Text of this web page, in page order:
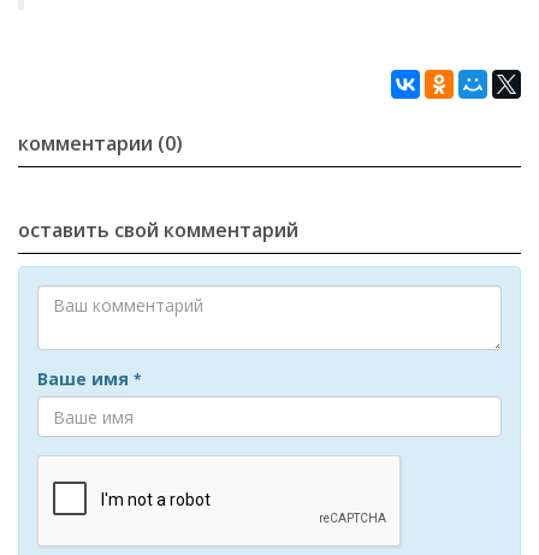
комментарии (0)
оставить свой комментарий
Ваше имя *